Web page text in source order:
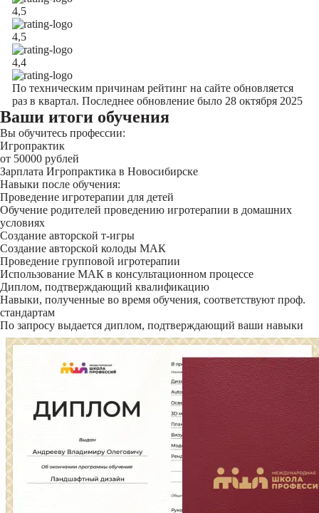
4,5
4,5
4,4
По техническим причинам рейтинг на сайте обновляется
раз в квартал. Последнее обновление было 28 октября 2025
Ваши итоги обучения
Вы обучитесь профессии:
Игропрактик
от 50000 рублей
Зарплата Игропрактика в Новосибирске
Навыки после обучения:
Проведение игротерапии для детей
Обучение родителей проведению игротерапии в домашних
условиях
Создание авторской т-игры
Создание авторской колоды МАК
Проведение групповой игротерапии
Использование МАК в консультационном процессе
Диплом, подтверждающий квалификацию
Навыки, полученные во время обучения, соответствуют проф.
стандартам
По запросу выдается диплом, подтверждающий ваши навыки